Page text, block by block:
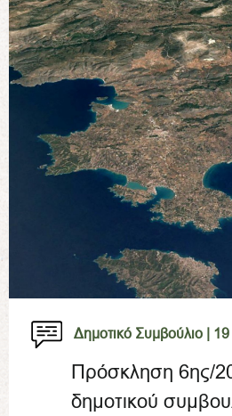
Δημοτικό Συμβούλιο |
Πρόσκληση 6ης/
δημοτικού